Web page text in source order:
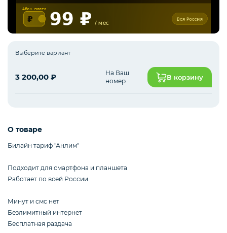
Мобильные аксессуары
Для бизнеса
Выберите вариант
3 200,00 ₽
На Ваш
номер
В корзину
О товаре
Билайн тариф "Анлим"
Подходит для смартфона и планшета
Работает по всей России
Минут и смс нет
Безлимитный интернет
Бесплатная раздача